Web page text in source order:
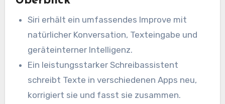
Siri erhält ein umfassendes Improve mit
natürlicher Konversation, Texteingabe und
geräteinterner Intelligenz.
Ein leistungsstarker Schreibassistent
schreibt Texte in verschiedenen Apps neu,
korrigiert sie und fasst sie zusammen.